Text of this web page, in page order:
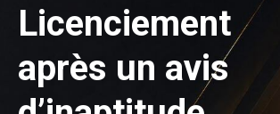
Licenciement
après un avis